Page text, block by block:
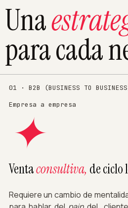
Una
para cada
01 · B2B (BUSINESS TO
Empresa a empresa
✦
Ventaconsultiva, de ciclo
Requiere un cambio de